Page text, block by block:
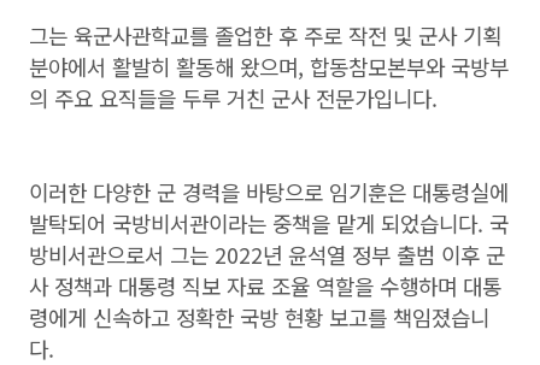
그는 육군사관학교를 졸업한 후 주로 작전 및 군사 기획
분야에서 활발히 활동해 왔으며, 합동참모본부와 국방부
의 주요 요직들을 두루 거친 군사 전문가입니다.
이러한 다양한 군 경력을 바탕으로 임기훈은 대통령실에
발탁되어 국방비서관이라는 중책을 맡게 되었습니다. 국
방비서관으로서 그는 2022년 윤석열 정부 출범 이후 군
사 정책과 대통령 직보 자료 조율 역할을 수행하며 대통
령에게 신속하고 정확한 국방 현황 보고를 책임졌습니
다.